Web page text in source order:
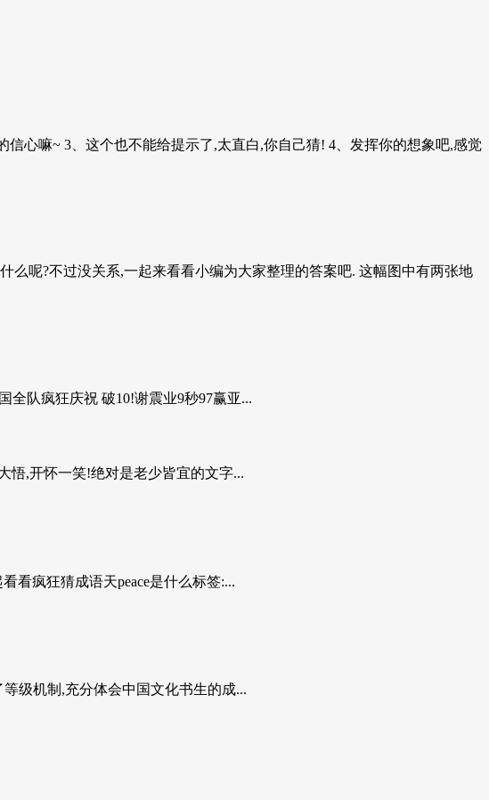
心嘛~ 3、这个也不能给提示了,太直白,你自己猜! 4、发挥你的想象吧,感觉
么呢?不过没关系,一起来看看小编为大家整理的答案吧. 这幅图中有两张地
全队疯狂庆祝 破10!谢震业9秒97赢亚...
悟,开怀一笑!绝对是老少皆宜的文字...
看疯狂猜成语天peace是什么标签:...
级机制,充分体会中国文化书生的成...